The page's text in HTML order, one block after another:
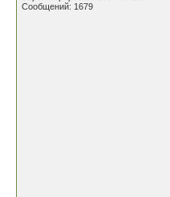
Сообщений: 1679